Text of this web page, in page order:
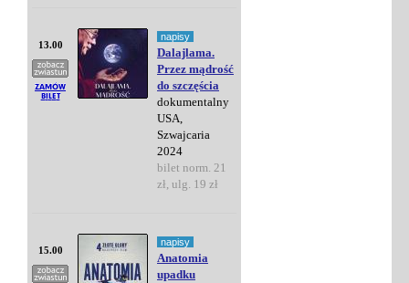
13.00
napisy
Dalajlama.
Przez mądrość
do szczęścia
dokumentalny
USA,
Szwajcaria
2024
bilet norm. 21
zł, ulg. 19 zł
15.00
napisy
Anatomia
upadku